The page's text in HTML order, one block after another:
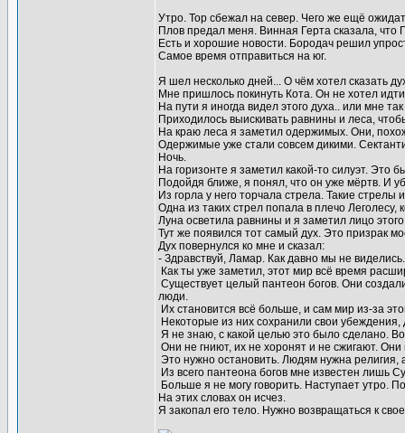
Утро. Тор сбежал на север. Чего же ещё
Плов предал меня. Винная Герта сказала,
Есть и хорошие новости. Бородач решил
Самое время отправиться на юг.
Я шел несколько дней... О чём хотел сказать
Мне пришлось покинуть Кота. Он не хотел
На пути я иногда видел этого духа.. или мне
Приходилось выискивать равнины и леса,
На краю леса я заметил одержимых. Они,
Одержимые уже стали совсем дикими.
Ночь.
На горизонте я заметил какой-то силуэт. Это
Подойдя ближе, я понял, что он уже мёртв. И
Из горла у него торчала стрела. Такие стрелы
Одна из таких стрел попала в плечо Леголесу,
Луна осветила равнины и я заметил лицо
Тут же появился тот самый дух. Это призрак
Дух повернулся ко мне и сказал:
- Здравствуй, Ламар. Как давно мы не
Как ты уже заметил, этот мир всё время
Существует целый пантеон богов. Они
люди.
Их становится всё больше, и сам мир из-за
Некоторые из них сохранили свои
Я не знаю, с какой целью это было сделано.
Они не гниют, их не хоронят и не сжигают.
Это нужно остановить. Людям нужна религия,
Из всего пантеона богов мне известен лишь
Больше я не могу говорить. Наступает утро.
На этих словах он исчез.
Я закопал его тело. Нужно возвращаться к